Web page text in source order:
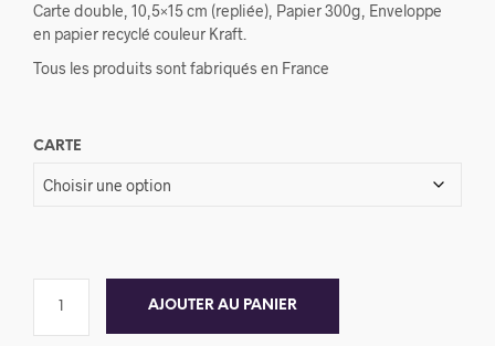
Carte double, 10,5×15 cm (repliée), Papier 300g, Enveloppe
en papier recyclé couleur Kraft.
Tous les produits sont fabriqués en France
CARTE
AJOUTER AU PANIER